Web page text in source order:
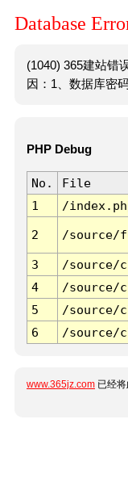
Database
(1040) 365建站错
因：1、数据库密
PHP Debug
No. File
1
/
2 /source/
3 /source/
4
/source/
5
/source/
6
/source/
www.365jz.com 已经